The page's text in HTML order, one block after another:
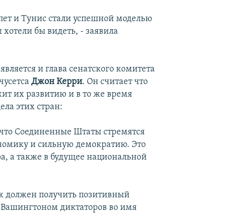
и Тунис стали успешной моделью
бы видеть, - заявила
и глава сенатского комитета
Джон Керри. Он считает что
их развитию и в то же время
этих стран:
Соединенные Штаты стремятся
и сильную демократию. Это
а также в будущее национальной
должен получить позитивный
диктаторов во имя